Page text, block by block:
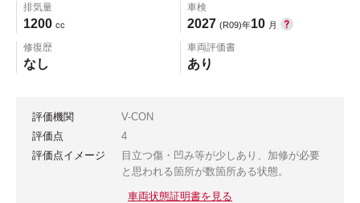
排気量
1200 cc
車検
2027 (R09)年10 月
修復歴
なし
車両評価書
あり
評価機関
V-CON
評価点
4
評価点イメージ
目立つ傷・凹み等が少しあり、加修が必要
と思われる箇所が数箇所ある状態。
車両状態証明書を見る